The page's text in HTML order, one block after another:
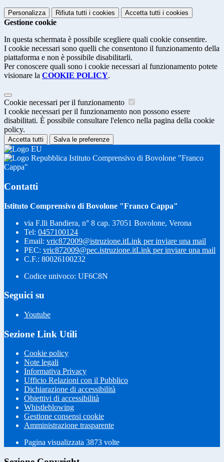
Personalizza Rifiuta tutti i cookies Accetta tutti i cookies
Gestione cookie
In questa schermata è possibile scegliere quali cookie consentire.
I cookie necessari sono quelli che consentono il funzionamento della
piattaforma e non è possibile disabilitarli.
Per conoscere quali sono i cookie necessari al funzionamento potete
visionare la COOKIE POLICY.
Cookie necessari per il funzionamento
I cookie necessari per il funzionamento non possono essere
disabilitati. È possibile consultare l'elenco nella pagina della cookie
policy.
Accetta tutti Salva le preferenze
Istituto Comprensivo di Bovolone "Franco
Cappa"
Contatti
Istituto Comprensivo di Bovolone "Franco Cappa"
via F.lli Bandiera, n° 8 cap. 37051 Bovolone, Verona
Tel: 0457100124
Email: vric872009@istruzione.itLink per inviare una mail
PEC: vric872009@pec.istruzione.itLink per inviare una mail
C.F.: 80026100232
Codice univoco: UF6C8N
Seguici su
Youtube
Sezione Link Utili
Cookie policy
Note legali
Informativa Privacy
Ufficio Relazioni con il Pubblico
Dichiarazione di accessibilità
Obiettivi di accessibilità
Whistleblowing
Gestione consensi cookie
Amministrazione trasparente
Pagina visualizzata 3873 volte